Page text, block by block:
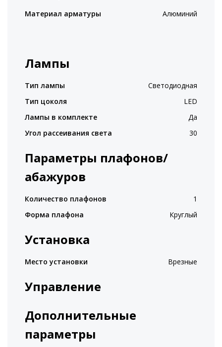
Материал арматуры Алюминий
Лампы
Тип лампы
Светодиодная
Тип цоколя
LED
Лампы в комплекте
Да
Угол рассеивания света
30
Параметры плафонов/
абажуров
Количество плафонов
1
Форма плафона
Круглый
Установка
Место установки Врезные
Управление
Дополнительные
параметры